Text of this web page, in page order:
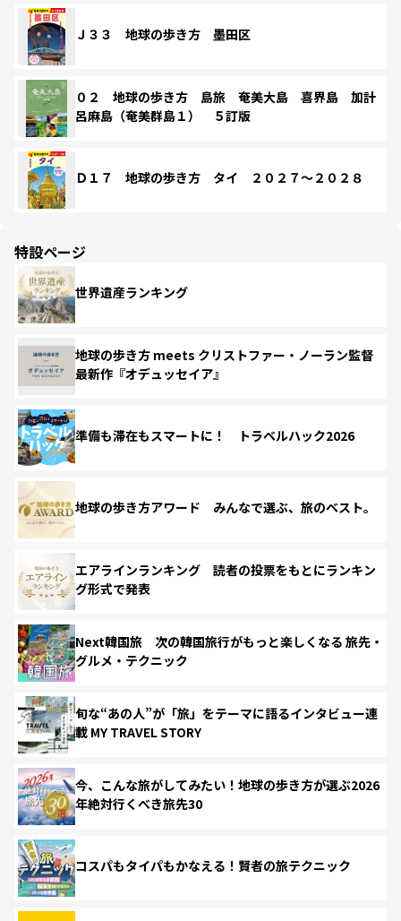
Ｊ３３ 地球の歩き方 墨田区
０２ 地球の歩き方 島旅 奄美大島 喜界島 加計
呂麻島（奄美群島１） ５訂版
Ｄ１７ 地球の歩き方 タイ ２０２７～２０２８
特設ページ
世界遺産ランキング
地球の歩き方 meets クリストファー・ノーラン監督
最新作『オデュッセイア』
準備も滞在もスマートに！ トラベルハック2026
地球の歩き方アワード みんなで選ぶ、旅のベスト。
エアラインランキング 読者の投票をもとにランキン
グ形式で発表
Next韓国旅 次の韓国旅行がもっと楽しくなる 旅先・
グルメ・テクニック
旬な“あの人”が「旅」をテーマに語るインタビュー連
載 MY TRAVEL STORY
今、こんな旅がしてみたい！地球の歩き方が選ぶ2026
年絶対行くべき旅先30
コスパもタイパもかなえる！賢者の旅テクニック